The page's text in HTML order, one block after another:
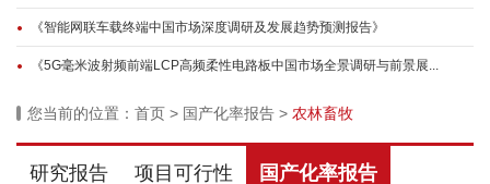
《智能网联车载终端中国市场深度调研及发展趋势预测报告》
《5G毫米波射频前端LCP高频柔性电路板中国市场全景调研与前景展...
您当前的位置： 首页 > 国产化率报告 > 农林畜牧
研究报告 项目可行性 国产化率报告